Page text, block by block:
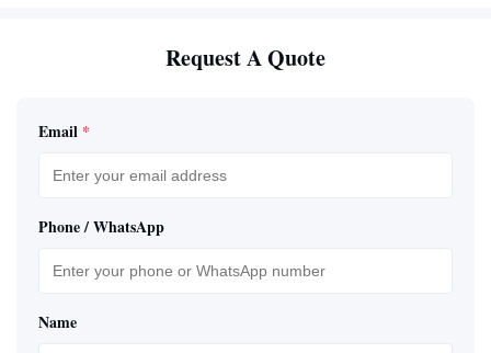
Request A Quote
Email *
Phone / WhatsApp
Name